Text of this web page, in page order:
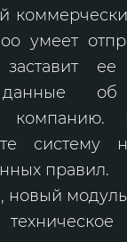
умеет
ее
данные
компанию.
систему
правил.
новый